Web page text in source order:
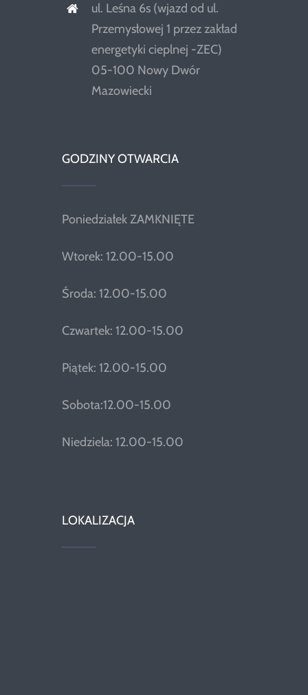
ul. Leśna 6s (wjazd od ul.
Przemysłowej 1 przez zakład
energetyki cieplnej -ZEC)
05-100 Nowy Dwór
Mazowiecki
GODZINY OTWARCIA
Poniedziałek ZAMKNIĘTE
Wtorek: 12.00-15.00
Środa: 12.00-15.00
Czwartek: 12.00-15.00
Piątek: 12.00-15.00
Sobota:12.00-15.00
Niedziela: 12.00-15.00
LOKALIZACJA